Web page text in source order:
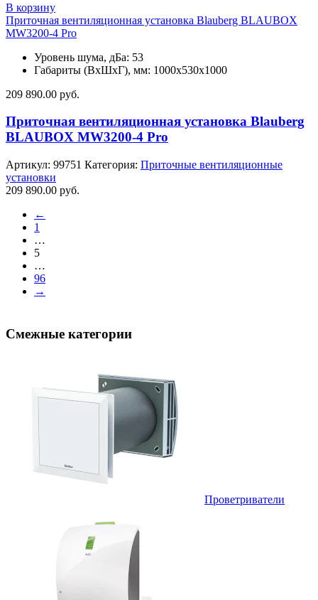
В корзину
Приточная вентиляционная установка Blauberg BLAUBOX
MW3200-4 Pro
Уровень шума, дБа: 53
Габариты (ВхШхГ), мм: 1000х530х1000
209 890.00 руб.
Приточная вентиляционная установка Blauberg
BLAUBOX MW3200-4 Pro
Артикул: 99751 Категория: Приточные вентиляционные
установки
209 890.00 руб.
←
1
…
5
…
96
→
Смежные категории
Проветриватели